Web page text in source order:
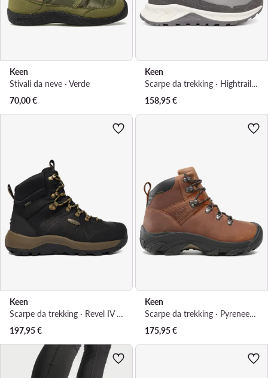
Keen
Stivali da neve · Verde
70,00€
Keen
Scarpe da trekking · Hightrail Mid Wp 1030347 · Grigio
158,95€
Keen
Scarpe da trekking · Revel IV Mid Polar 1031021 · Nero
197,95€
Keen
Scarpe da trekking · Pyrenees 1002435 · Marrone
175,95€